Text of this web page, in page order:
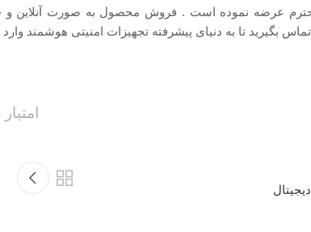
عرضه نموده است . فروش محصول به صورت آنلاین
بگیرید تا به دنیای پیشرفته تجهیزات امنیتی هوشمند